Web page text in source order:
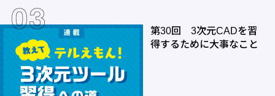
第30回 3次元CADを習
得するために大事なこと